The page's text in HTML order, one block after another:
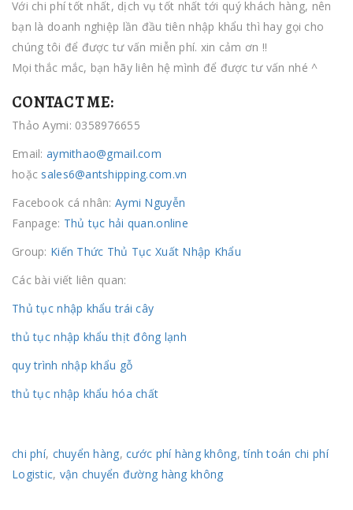
Với chi phí tốt nhất, dịch vụ tốt nhất tới quý khách hàng, nên
bạn là doanh nghiệp lần đầu tiên nhập khẩu thì hay gọi cho
chúng tôi để được tư vấn miễn phí. xin cảm ơn !!
Mọi thắc mắc, bạn hãy liên hệ mình để được tư vấn nhé ^
CONTACT ME:
Thảo Aymi: 0358976655
Email: aymithao@gmail.com
hoặc sales6@antshipping.com.vn
Facebook cá nhân:Aymi Nguyễn
Fanpage: Thủ tục hải quan.online
Group: Kiến Thức Thủ Tục Xuất Nhập Khẩu
Các bài viết liên quan:
Thủ tục nhập khẩu trái cây
thủ tục nhập khẩu thịt đông lạnh
quy trình nhập khẩu gỗ
thủ tục nhập khẩu hóa chất
chi phí, chuyển hàng,cước phí hàng không,tính toán chi phí
Logistic, vận chuyển đường hàng không